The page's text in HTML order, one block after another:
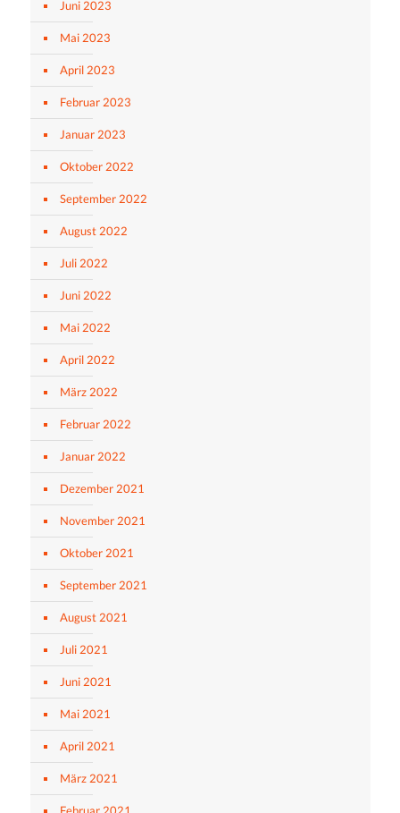
Juni 2023
Mai 2023
April 2023
Februar 2023
Januar 2023
Oktober 2022
September 2022
August 2022
Juli 2022
Juni 2022
Mai 2022
April 2022
März 2022
Februar 2022
Januar 2022
Dezember 2021
November 2021
Oktober 2021
September 2021
August 2021
Juli 2021
Juni 2021
Mai 2021
April 2021
März 2021
Februar 2021